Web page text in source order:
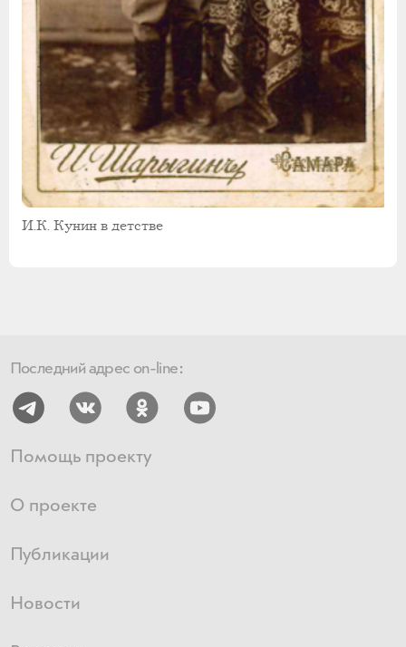
И.К. Кунин в детстве
Последний адрес on-line:
Помощь проекту
О проекте
Публикации
Новости